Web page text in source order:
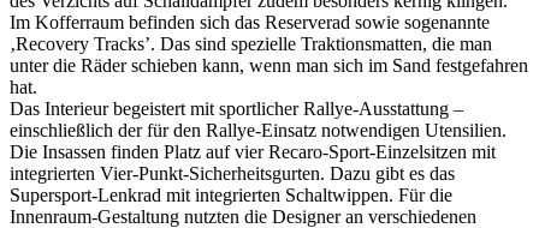
Im Kofferraum befinden sich das Reserverad sowie sogenannte
‚Recovery Tracks’. Das sind spezielle Traktionsmatten, die man
unter die Räder schieben kann, wenn man sich im Sand festgefahren
hat.
Das Interieur begeistert mit sportlicher Rallye-Ausstattung –
einschließlich der für den Rallye-Einsatz notwendigen Utensilien.
Die Insassen finden Platz auf vier Recaro-Sport-Einzelsitzen mit
integrierten Vier-Punkt-Sicherheitsgurten. Dazu gibt es das
Supersport-Lenkrad mit integrierten Schaltwippen. Für die
Innenraum-Gestaltung nutzten die Designer an verschiedenen